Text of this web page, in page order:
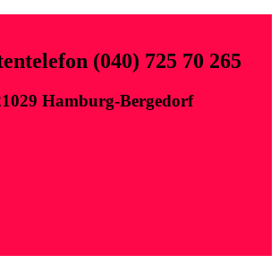
(040) 725 70 265
Hamburg-Bergedorf